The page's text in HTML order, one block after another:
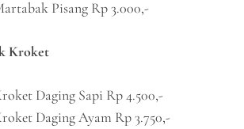
Pisang Rp 3.000,-
Kroket
Daging Sapi Rp 4.500,-
Daging Ayam Rp 3.750,-